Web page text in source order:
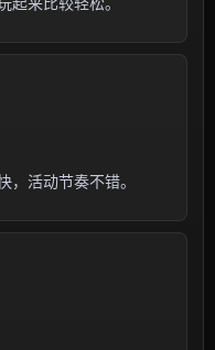
，活动节奏不错。